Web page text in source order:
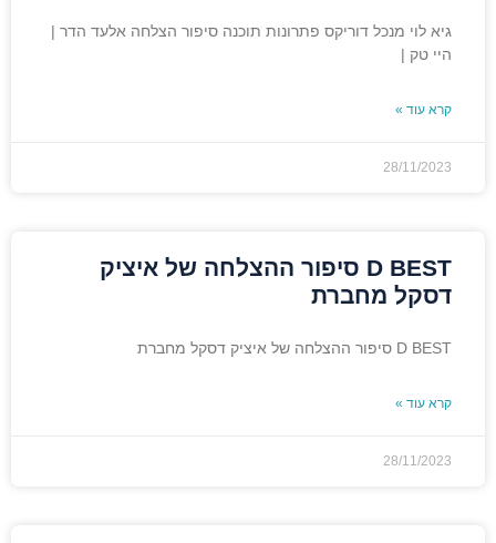
גיא לוי מנכל דוריקס פתרונות תוכנה סיפור הצלחה אלעד הדר |
היי טק |
קרא עוד »
28/11/2023
D BEST סיפור ההצלחה של איציק
דסקל מחברת
D BEST סיפור ההצלחה של איציק דסקל מחברת
קרא עוד »
28/11/2023